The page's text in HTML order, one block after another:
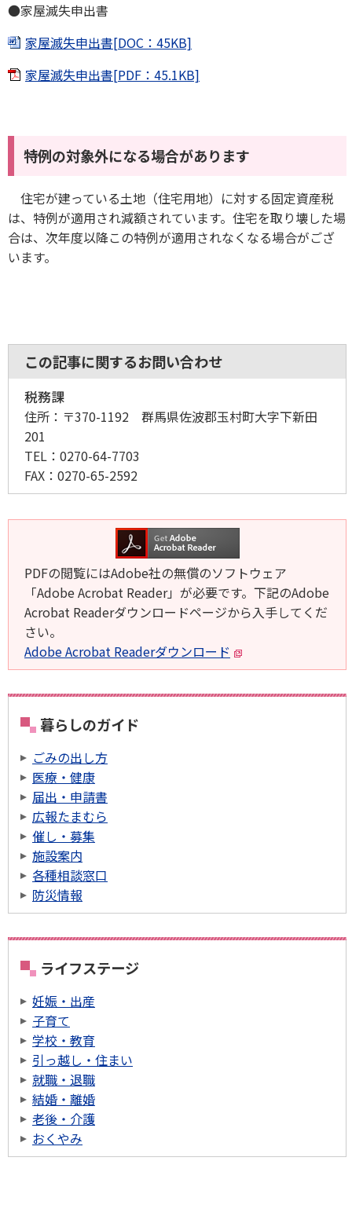
●家屋滅失申出書
家屋滅失申出書[DOC：45KB]
家屋滅失申出書[PDF：45.1KB]
特例の対象外になる場合があります
住宅が建っている土地（住宅用地）に対する固定資産税
は、特例が適用され減額されています。住宅を取り壊した場
合は、次年度以降この特例が適用されなくなる場合がござ
います。
この記事に関するお問い合わせ
税務課
住所： 〒370-1192 群馬県佐波郡玉村町大字下新田
201
TEL： 0270-64-7703
FAX： 0270-65-2592
PDFの閲覧にはAdobe社の無償のソフトウェア
「Adobe Acrobat Reader」が必要です。下記のAdobe
Acrobat Readerダウンロードページから入手してくだ
さい。
Adobe Acrobat Readerダウンロード
暮らしのガイド
ごみの出し方
医療・健康
届出・申請書
広報たまむら
催し・募集
施設案内
各種相談窓口
防災情報
ライフステージ
妊娠・出産
子育て
学校・教育
引っ越し・住まい
就職・退職
結婚・離婚
老後・介護
おくやみ